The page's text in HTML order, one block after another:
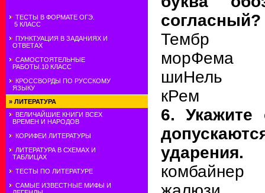
ТЕСТЫ В ФОРМАТЕ ОГЭ.
5 КЛАСС
ПУНКТУАЦИЯ В ЗАДАНИЯХ И
ОТВЕТАХ
САМОСТОЯТЕЛЬНЫЕ
РАБОТЫ.10 КЛАСС
КРОССВОРДЫ ПО РУССКОМУ
ЯЗЫКУ
» ЛИТЕРАТУРА
ВЕЛИЧАЙШИЕ КНИГИ ВСЕХ
ВРЕМЕН И НАРОДОВ
КОРИФЕИ ЛИТЕРАТУРЫ
ЛИТЕРАТУРА В СХЕМАХ И
ТАБЛИЦАХ
ТЕСТЫ ПО ЛИТЕРАТУРЕ
САМЫЕ ИЗВЕСТНЫЕ МИФЫ И
согласный?
Тембр
морФема
шиНель
кРем
6. Укажите
ударения.
комбайнер